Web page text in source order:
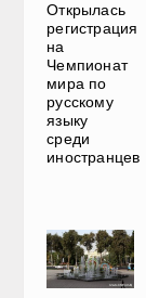
Открылась
регистрация
на
Чемпионат
мира по
русскому
языку
среди
иностранцев